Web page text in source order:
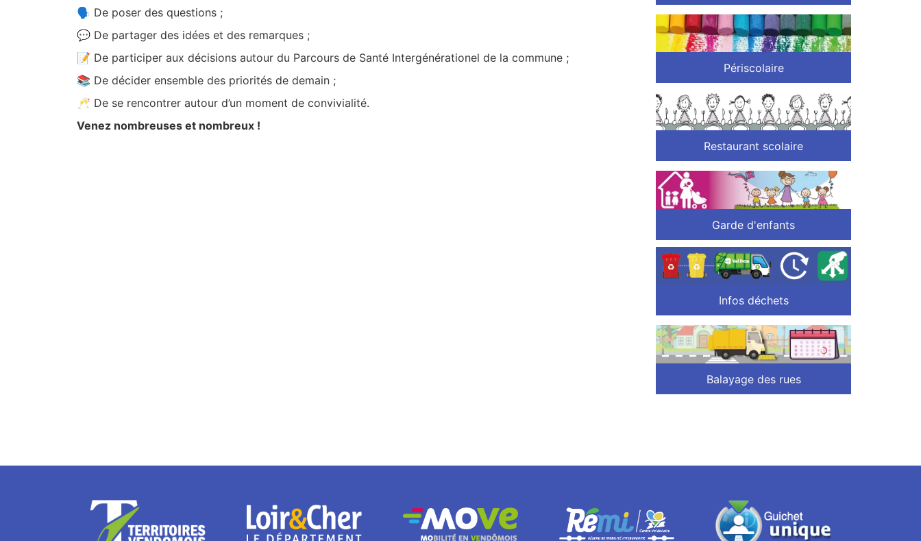
🗣️ De poser des questions ;
💬 De partager des idées et des remarques ;
📝 De participer aux décisions autour du Parcours de Santé Intergénérationel de la commune ;
📚 De décider ensemble des priorités de demain ;
🥂 De se rencontrer autour d’un moment de convivialité.
Venez nombreuses et nombreux !
Périscolaire
Restaurant scolaire
Garde d'enfants
Infos déchets
Balayage des rues